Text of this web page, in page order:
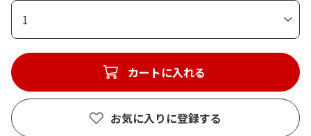
1
カートに入れる
お気に入りに登録する